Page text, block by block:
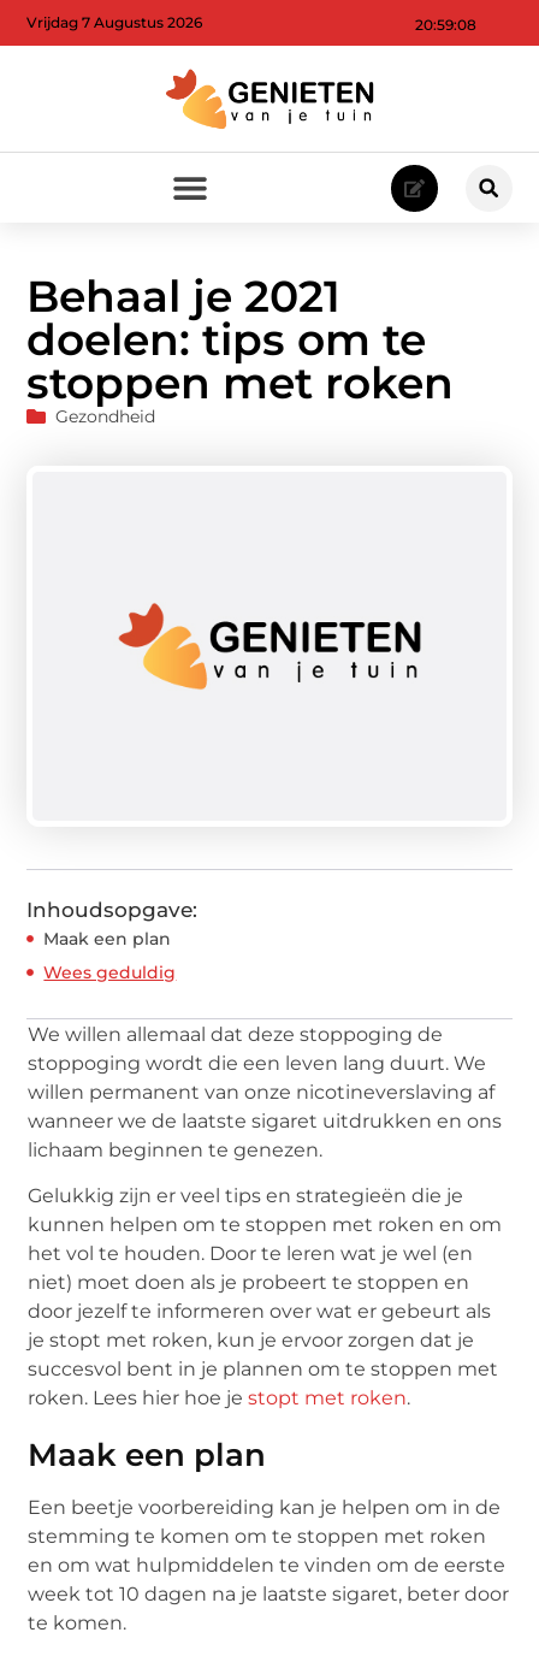
20:59:09
Vrijdag 7 Augustus 2026
Behaal je 2021
doelen: tips om te
stoppen met roken
Gezondheid
Inhoudsopgave:
Maak een plan
Wees geduldig
We willen allemaal dat deze stoppoging de
stoppoging wordt die een leven lang duurt. We
willen permanent van onze nicotineverslaving af
wanneer we de laatste sigaret uitdrukken en ons
lichaam beginnen te genezen.
Gelukkig zijn er veel tips en strategieën die je
kunnen helpen om te stoppen met roken en om
het vol te houden. Door te leren wat je wel (en
niet) moet doen als je probeert te stoppen en
door jezelf te informeren over wat er gebeurt als
je stopt met roken, kun je ervoor zorgen dat je
succesvol bent in je plannen om te stoppen met
roken. Lees hier hoe jestopt met roken.
Maak een plan
Een beetje voorbereiding kan je helpen om in de
stemming te komen om te stoppen met roken
en om wat hulpmiddelen te vinden om de eerste
week tot 10 dagen na je laatste sigaret, beter door
te komen.